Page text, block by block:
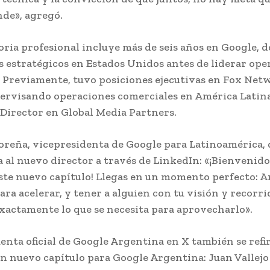
agregó.
profesional incluye más de seis años en Google,
estratégicos en Estados Unidos antes de liderar
Previamente, tuvo posiciones ejecutivas en Fox
operaciones comerciales en América
en Global Media Partners.
vicepresidenta de Google para Latinoamérica,
al nuevo director a través de LinkedIn: «¡Bienvenido
nuevo capítulo! Llegas en un momento perfecto:
acelerar, y tener a alguien con tu visión y
lo que se necesita para aprovecharlo».
oficial de Google Argentina en X también se
nuevo capítulo para Google Argentina: Juan Vallejo